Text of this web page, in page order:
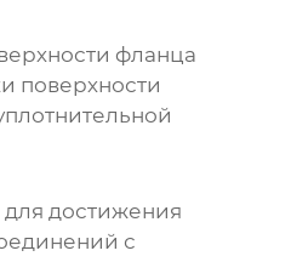
фланца
поверхности
достижения
с